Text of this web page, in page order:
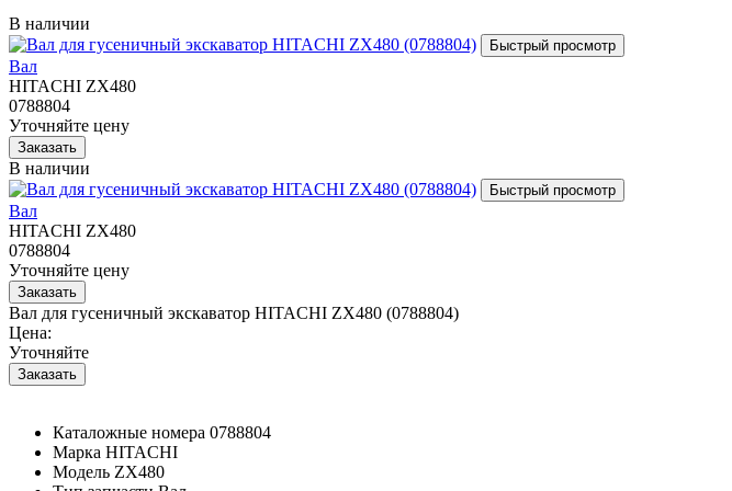
В наличии
Вал
HITACHI ZX480
0788804
Уточняйте цену
В наличии
Вал
HITACHI ZX480
0788804
Уточняйте цену
Вал для гусеничный экскаватор HITACHI ZX480 (0788804)
Цена:
Уточняйте
Каталожные номера 0788804
Марка HITACHI
Модель ZX480